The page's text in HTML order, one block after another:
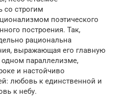
со строгим
поэтического
построения. Так,
рациональна
выражающая его главную
параллелизме,
и настойчиво
любовь к единственной и
к небу.